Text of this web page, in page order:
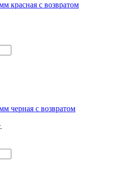
красная с возвратом
черная с возвратом